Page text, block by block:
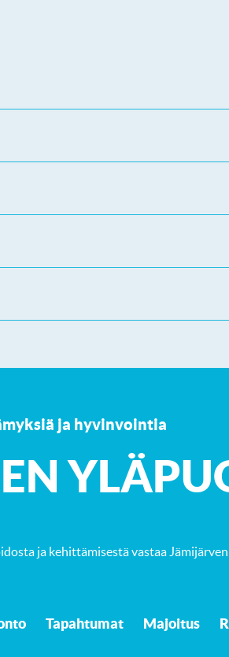
ja hyvinvointia
ja kehittämisestä vastaa
Tapahtumat Majoitus